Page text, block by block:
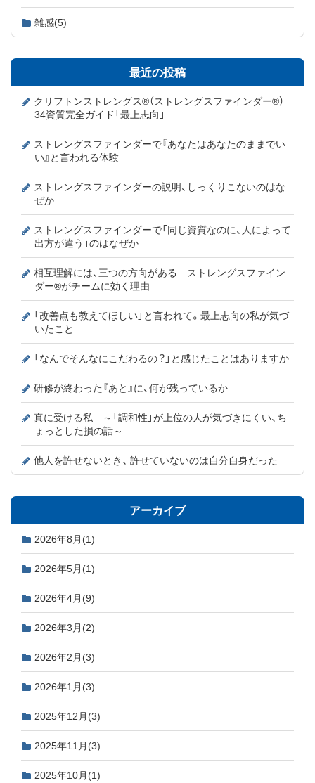
雑感(5)
最近の投稿
クリフトンストレングス®（ストレングスファインダー®）
34資質完全ガイド「最上志向」
ストレングスファインダーで『あなたはあなたのままでい
い』と言われる体験
ストレングスファインダーの説明、しっくりこないのはな
ぜか
ストレングスファインダーで「同じ資質なのに、人によって
出方が違う」のはなぜか
相互理解には、三つの方向がある ストレングスファイン
ダー®がチームに効く理由
「改善点も教えてほしい」と言われて。最上志向の私が気づ
いたこと
「なんでそんなにこだわるの？」と感じたことはありますか
研修が終わった『あと』に、何が残っているか
真に受ける私 ～「調和性」が上位の人が気づきにくい、ち
ょっとした損の話～
他人を許せないとき、 許せていないのは自分自身だった
アーカイブ
2026年8月 (1)
2026年5月 (1)
2026年4月 (9)
2026年3月 (2)
2026年2月 (3)
2026年1月 (3)
2025年12月 (3)
2025年11月 (3)
2025年10月 (1)